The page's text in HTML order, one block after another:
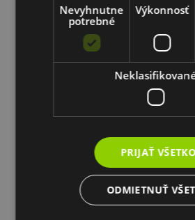
Nevyhnutne
potrebné
Výkonnosť
PRIJAŤ
ODMIETNUŤ